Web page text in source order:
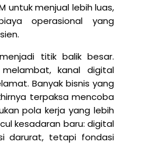
untuk menjual lebih luas,
operasional yang
titik balik besar.
kanal digital
Banyak bisnis yang
terpaksa mencoba
pola kerja yang lebih
kesadaran baru: digital
darurat, tetapi fondasi